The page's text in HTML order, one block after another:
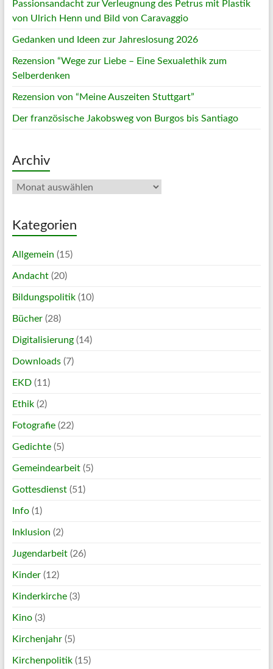
Passionsandacht zur Verleugnung des Petrus mit Plastik
von Ulrich Henn und Bild von Caravaggio
Gedanken und Ideen zur Jahreslosung 2026
Rezension “Wege zur Liebe – Eine Sexualethik zum
Selberdenken
Rezension von “Meine Auszeiten Stuttgart”
Der französische Jakobsweg von Burgos bis Santiago
Archiv
Archiv
Kategorien
Allgemein (15)
Andacht(20)
Bildungspolitik(10)
Bücher(28)
Digitalisierung(14)
Downloads(7)
EKD(11)
Ethik(2)
Fotografie(22)
Gedichte(5)
Gemeindearbeit(5)
Gottesdienst(51)
Info(1)
Inklusion (2)
Jugendarbeit(26)
Kinder(12)
Kinderkirche(3)
Kino(3)
Kirchenjahr(5)
Kirchenpolitik(15)